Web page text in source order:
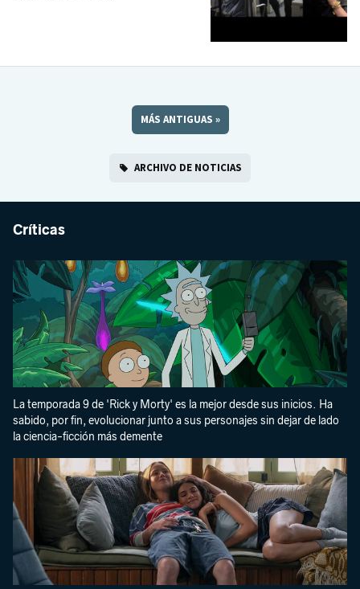
MÁS ANTIGUAS »
ARCHIVO DE NOTICIAS
Críticas
La temporada 9 de 'Rick y Morty' es la mejor desde sus inicios. Ha
sabido, por fin, evolucionar junto a sus personajes sin dejar de lado
la ciencia-ficción más demente